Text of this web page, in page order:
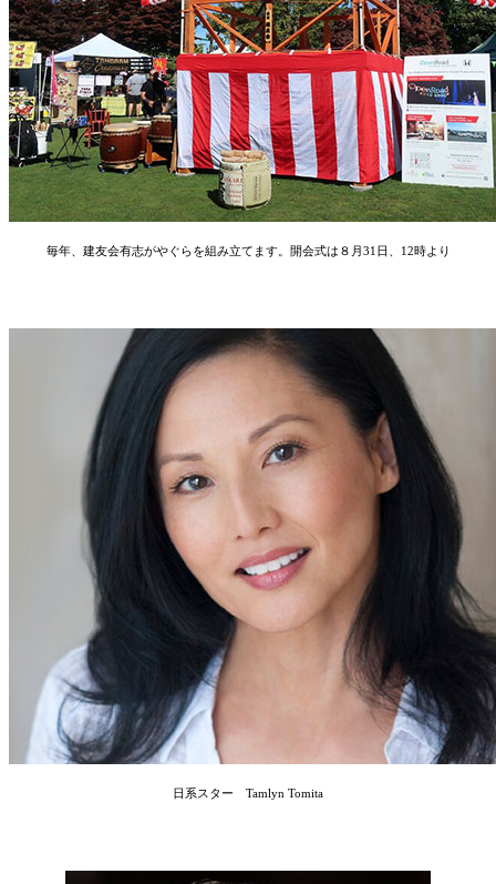
毎年、建友会有志がやぐらを組み立てます。開会式は８月31日、12時より
日系スター Tamlyn Tomita